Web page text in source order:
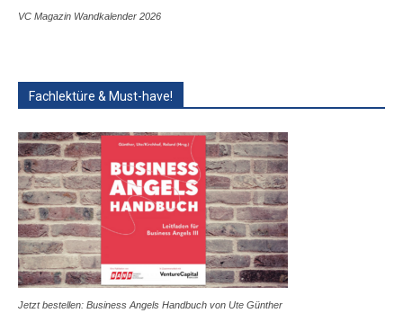
VC Magazin Wandkalender 2026
Fachlektüre & Must-have!
Jetzt bestellen: Business Angels Handbuch von Ute Günther